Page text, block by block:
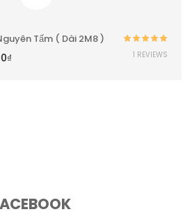
Tấm ( Dài 2M8 )
₫
Được xếp
hạng5.00 5
1 REVIEWS